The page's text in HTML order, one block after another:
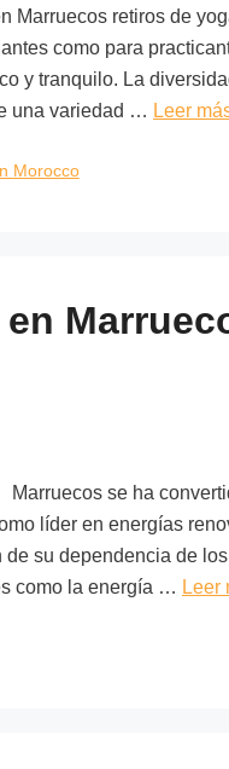
Marruecos retiros de
como para
y tranquilo. La
una variedad … Leer
Morocco
se ha
líder en energías
su dependencia de
como la energía … Leer